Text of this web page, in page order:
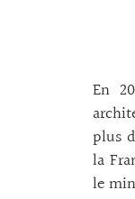
En
plus
la
le